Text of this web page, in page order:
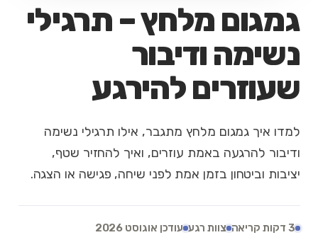
גמגום מלחץ – תרגילי
נשימה ודיבור
שעוזרים להירגע
למדו איך גמגום מלחץ מתגבר, אילו תרגילי נשימה
ודיבור להרגעה באמת עוזרים, ואיך להחזיר שטף,
יציבות וביטחון בזמן אמת לפני שיחה, פגישה או הצגה.
3 דקות קריאה צוות רגע עודכן אוגוסט 2026